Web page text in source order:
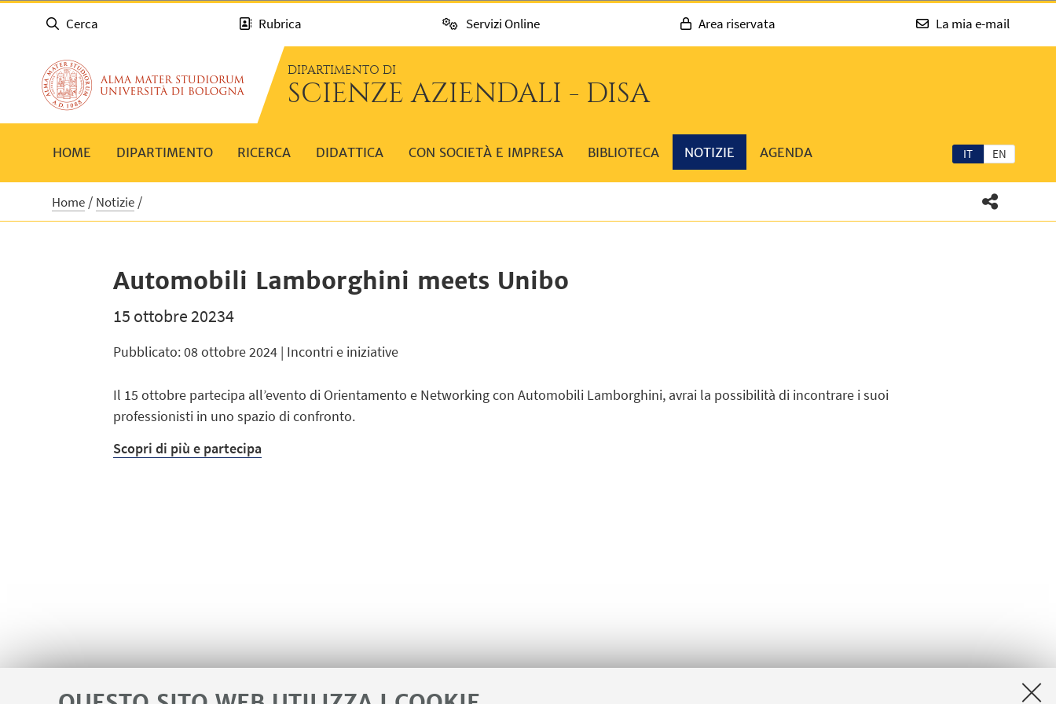
Cerca Rubrica Servizi Online Area riservata La mia e-mail
DIPARTIMENTO DI
SCIENZE AZIENDALI - DISA
IT EN
HOME DIPARTIMENTO RICERCA DIDATTICA CON SOCIETÀ E IMPRESA BIBLIOTECA NOTIZIE AGENDA
Home Notizie
Automobili Lamborghini meets Unibo
15 ottobre 20234
Pubblicato: 08 ottobre 2024 | Incontri e iniziative
Il 15 ottobre partecipa all’evento di Orientamento e Networking con Automobili Lamborghini, avrai la possibilità di incontrare i suoi
professionisti in uno spazio di confronto.
Scopri di più e partecipa